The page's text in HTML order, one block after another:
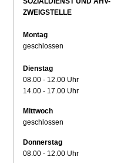
ZWEIGSTELLE
Montag
geschlossen
Dienstag
08.00 - 12.00 Uhr
14.00 - 17.00 Uhr
Mittwoch
geschlossen
Donnerstag
08.00 - 12.00 Uhr